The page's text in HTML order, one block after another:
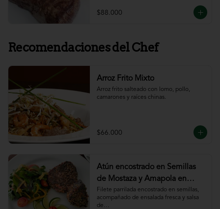
$88.000
Recomendaciones del Chef
Arroz Frito Mixto
Arroz frito salteado con lomo, pollo,
camarones y raíces chinas.
$66.000
Atún encostrado en Semillas
de Mostaza y Amapola en
salsa de ajillo
Filete parrilada encostrado en semillas,
acompañado de ensalada fresca y salsa
de